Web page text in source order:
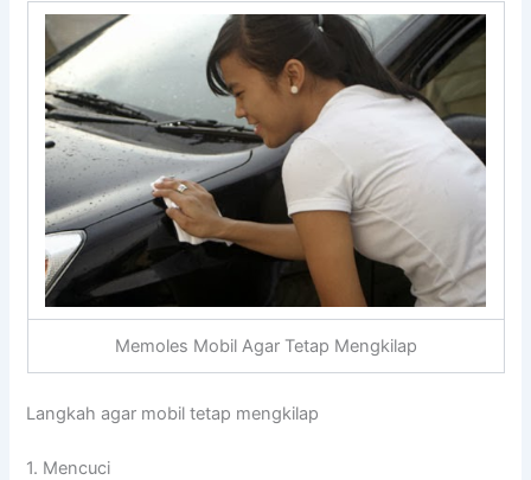
Memoles Mobil Agar Tetap Mengkilap
Langkah agar mobil tetap mengkilap
1. Mencuci